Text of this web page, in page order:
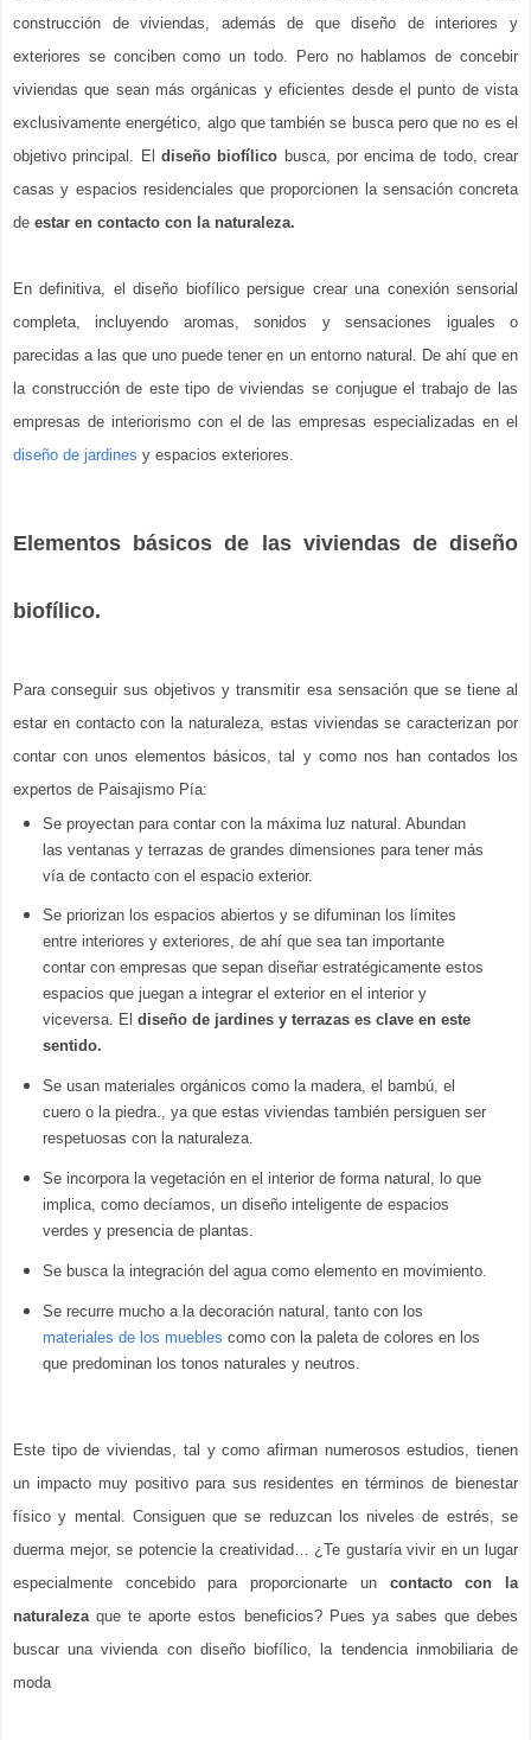
construcción de viviendas, además de que diseño de interiores y
exteriores se conciben como un todo. Pero no hablamos de concebir
viviendas que sean más orgánicas y eficientes desde el punto de vista
exclusivamente energético, algo que también se busca pero que no es el
objetivo principal. El diseño biofílico busca, por encima de todo, crear
casas y espacios residenciales que proporcionen la sensación concreta
de estar en contacto con la naturaleza.
En definitiva, el diseño biofílico persigue crear una conexión sensorial
completa, incluyendo aromas, sonidos y sensaciones iguales o
parecidas a las que uno puede tener en un entorno natural. De ahí que en
la construcción de este tipo de viviendas se conjugue el trabajo de las
diseño de jardines y espacios exteriores.
Elementos básicos de las viviendas de diseño
biofílico.
Para conseguir sus objetivos y transmitir esa sensación que se tiene al
estar en contacto con la naturaleza, estas viviendas se caracterizan por
contar con unos elementos básicos, tal y como nos han contados los
expertos de Paisajismo Pía:
Se proyectan para contar con la máxima luz natural. Abundan
las ventanas y terrazas de grandes dimensiones para tener más
vía de contacto con el espacio exterior.
Se priorizan los espacios abiertos y se difuminan los límites
entre interiores y exteriores, de ahí que sea tan importante
contar con empresas que sepan diseñar estratégicamente estos
espacios que juegan a integrar el exterior en el interior y
viceversa. El diseño de jardines y terrazas es clave en este
sentido.
Se usan materiales orgánicos como la madera, el bambú, el
cuero o la piedra., ya que estas viviendas también persiguen ser
respetuosas con la naturaleza.
Se incorpora la vegetación en el interior de forma natural, lo que
implica, como decíamos, un diseño inteligente de espacios
verdes y presencia de plantas.
Se busca la integración del agua como elemento en movimiento.
materiales de los muebles como con la paleta de colores en los
que predominan los tonos naturales y neutros.
Este tipo de viviendas, tal y como afirman numerosos estudios, tienen
un impacto muy positivo para sus residentes en términos de bienestar
físico y mental. Consiguen que se reduzcan los niveles de estrés, se
duerma mejor, se potencie la creatividad… ¿Te gustaría vivir en un lugar
especialmente concebido para proporcionarte un contacto con la
naturaleza que te aporte estos beneficios? Pues ya sabes que debes
buscar una vivienda con diseño biofílico, la tendencia inmobiliaria de
moda